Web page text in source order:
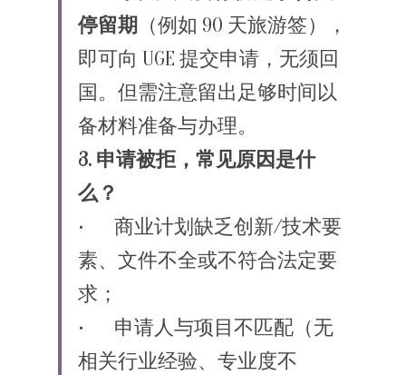
停留期
（例如 90 天旅游签），
即可向 UGE 提交申请，无须回
国。但需注意留出足够时间以
备材料准备与办理。
3. 申请被拒，常见原因是什
么？
•	商业计划缺乏创新/技术要
素、文件不全或不符合法定要
求；
•	申请人与项目不匹配（无
相关行业经验、专业度不